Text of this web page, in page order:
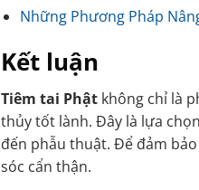
Những Phương Pháp
Kết luận
Tiêm tai Phật không chỉ là
thủy tốt lành. Đây là lựa
đến phẫu thuật. Để đảm
sóc cẩn thận.